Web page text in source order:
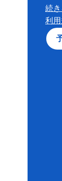
続
利
最